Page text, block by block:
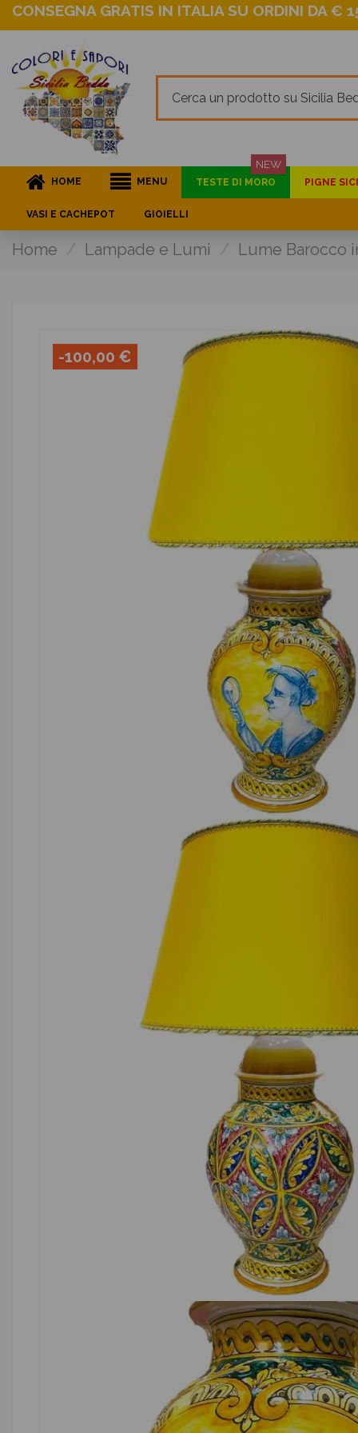
CONSEGNA GRATIS IN ITALIA SU ORDINI DA €
HOME MENU TESTE DI MORO
NEW
PIGNE
VASI E CACHEPOT GIOIELLI
Home Lampade e Lumi Lume Barocco
-100,00 €